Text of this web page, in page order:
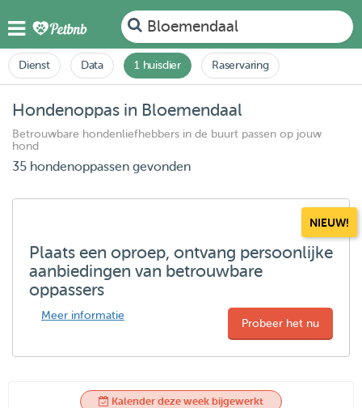
Bloemendaal
Dienst Data 1 huisdier Raservaring
Hondenoppas in Bloemendaal
Betrouwbare hondenliefhebbers in de buurt passen op jouw
hond
35 hondenoppassen gevonden
NIEUW!
Plaats een oproep, ontvang persoonlijke
aanbiedingen van betrouwbare
oppassers
Meer informatie
Probeer het nu
Kalender deze week bijgewerkt